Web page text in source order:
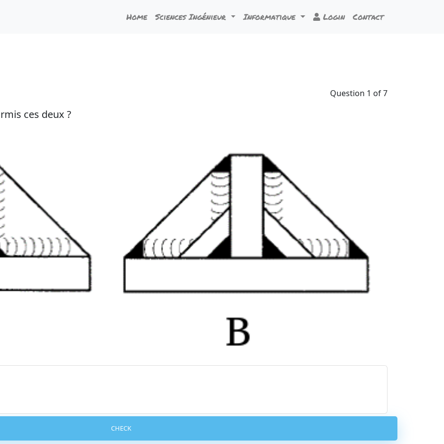
Home Sciences Ingénieur Informatique Login Contact
Question 1 of 7
ces deux ?